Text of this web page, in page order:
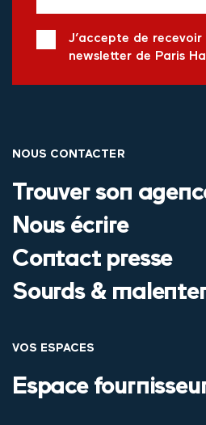
J’accepte de
newsletter de Paris
NOUS CONTACTER
Trouver son
Nous écrire
Contact presse
Sourds &
VOS ESPACES
Espace